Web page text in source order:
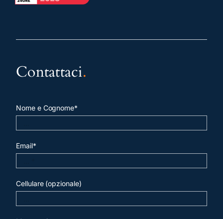
Contattaci.
Nome e Cognome*
Email*
Cellulare (opzionale)